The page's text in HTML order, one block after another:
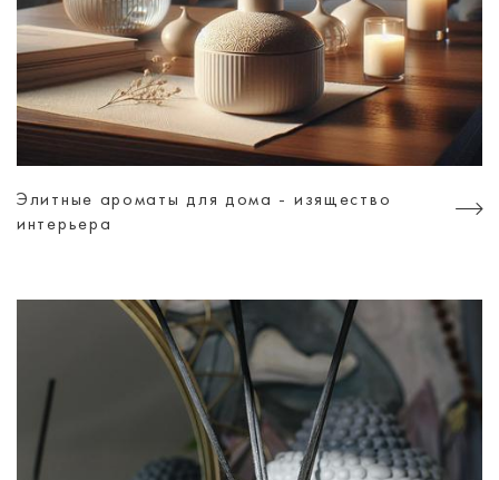
Элитные ароматы для дома - изящество
интерьера